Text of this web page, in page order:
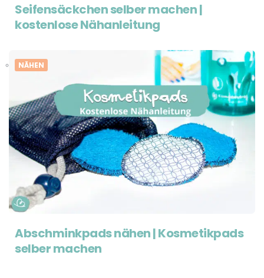
Seifensäckchen selber machen |
kostenlose Nähanleitung
NÄHEN
Abschminkpads nähen | Kosmetikpads
selber machen